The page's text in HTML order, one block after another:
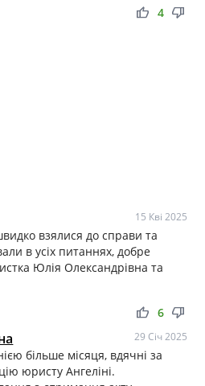
thumb_up thumb_down
4
15 Кві 2025
взялися до справи та
в усіх питаннях, добре
Юлія Олександрівна та
thumb_up thumb_down
6
29 Січ 2025
більше місяця, вдячні за
юристу Ангеліні.